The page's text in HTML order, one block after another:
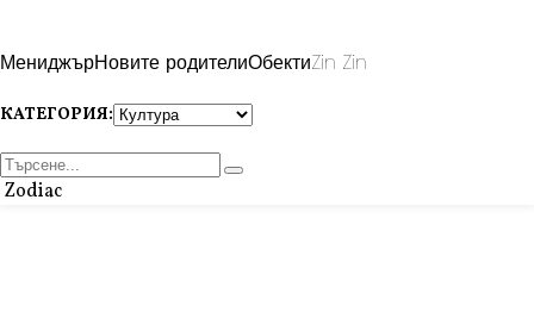
МениджърНовите родителиОбектиZin Zin
КАТЕГОРИЯ:
Zodiac